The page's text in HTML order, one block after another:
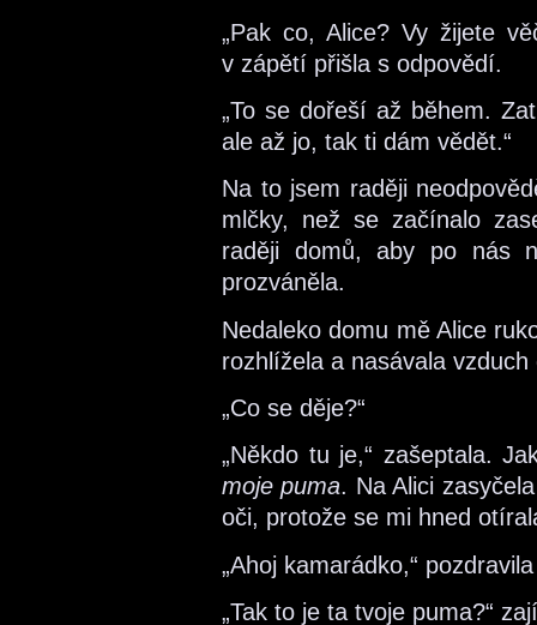
„Pak co, Alice? Vy žijete
v zápětí přišla s odpovědí.
„To se dořeší až během.
ale až jo, tak ti dám vědět.“
Na to jsem raději
mlčky, než se začínalo
raději domů, aby po nás
prozváněla.
Nedaleko domu mě Alice
rozhlížela a nasávala vzduch
„Co se děje?“
„Někdo tu je,“ zašeptala.
moje puma. Na Alici
oči, protože se mi hned
„Ahoj kamarádko,“
„Tak to je ta tvoje puma?“